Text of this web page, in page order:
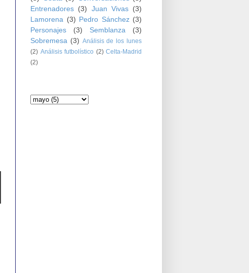
Entrenadores (3) Juan Vivas
(3)
Lamorena (3) Pedro Sánchez (3)
Personajes
(3) Semblanza
(3)
Sobremesa (3) Análisis de los lunes
(2) Análisis futbolístico (2) Celta-Madrid
(2)